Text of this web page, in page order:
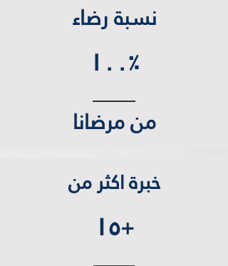
نسبة رضاء
١٠٠٪
من مرضانا
خبرة اكثر من
١٥+